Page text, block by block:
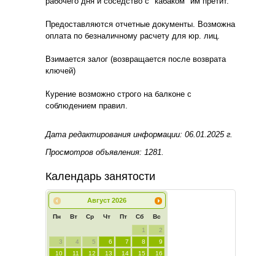
Предоставляются отчетные документы. Возможна
оплата по безналичному расчету для юр. лиц.
Взимается залог (возвращается после возврата
ключей)
Курение возможно строго на балконе с
соблюдением правил.
Дата редактирования информации: 06.01.2025 г.
Просмотров объявления: 1281.
Календарь занятости
Август 2026
Пн Вт Ср Чт Пт Сб Вс
1
2
3
4 5 6 7 8
9
10
11 12 13 14 15
16